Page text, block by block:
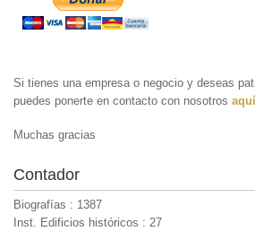
Si tienes una empresa o negocio y deseas
puedes ponerte en contacto con nosotros aquí
Muchas gracias
Contador
Biografías : 1387
Inst. Edificios históricos : 27